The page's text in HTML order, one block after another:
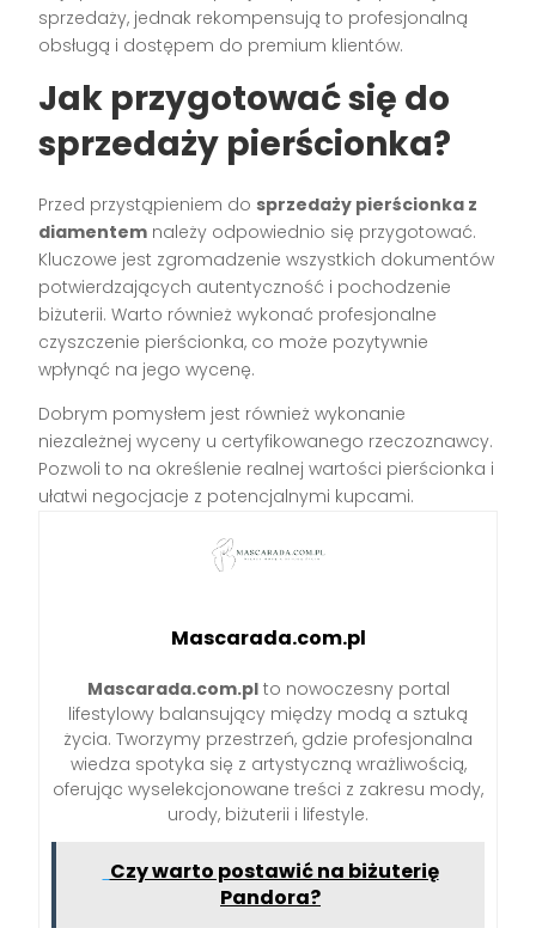
sprzedaży, jednak rekompensują to profesjonalną
obsługą i dostępem do premium klientów.
Jak przygotować się do
sprzedaży pierścionka?
Przed przystąpieniem do sprzedaży pierścionka z
diamentem należy odpowiednio się przygotować.
Kluczowe jest zgromadzenie wszystkich dokumentów
potwierdzających autentyczność i pochodzenie
biżuterii. Warto również wykonać profesjonalne
czyszczenie pierścionka, co może pozytywnie
wpłynąć na jego wycenę.
Dobrym pomysłem jest również wykonanie
niezależnej wyceny u certyfikowanego rzeczoznawcy.
Pozwoli to na określenie realnej wartości pierścionka i
ułatwi negocjacje z potencjalnymi kupcami.
Mascarada.com.pl
Mascarada.com.plto nowoczesny portal
lifestylowy balansujący między modą a sztuką
życia. Tworzymy przestrzeń, gdzie profesjonalna
wiedza spotyka się z artystyczną wrażliwością,
oferując wyselekcjonowane treści z zakresu mody,
urody, biżuterii i lifestyle.
Czy warto postawić na biżuterię
Pandora?